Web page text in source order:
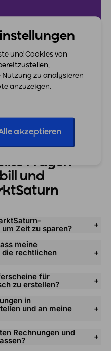
Keine
Fragen
und
Zeit zu sparen?
meine
die rechtlichen
für
zu erstellen?
in
und an meine
Rechnungen und
und Cookies von
zu analysieren
anzuzeigen.
akzeptieren